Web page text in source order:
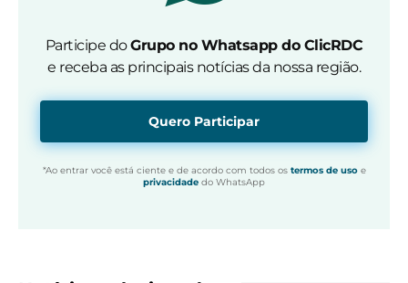
Participe doGrupo no Whatsapp do ClicRDC
e receba as principais notícias da nossa região.
Quero Participar
*Ao entrar você está ciente e de acordo com todos os termos de usoe
privacidade do WhatsApp